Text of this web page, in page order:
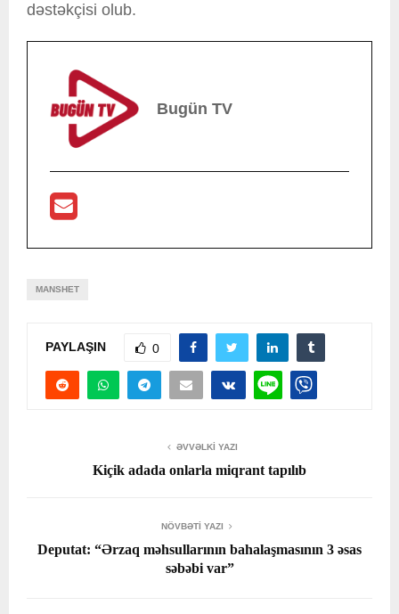
dəstəkçisi olub.
Bugün TV
MANSHET
PAYLAŞIN 0
ƏVVƏLKI YAZI
Kiçik adada onlarla miqrant tapılıb
NÖVBƏTI YAZI
Deputat: “Ərzaq məhsullarının bahalaşmasının 3 əsas
səbəbi var”